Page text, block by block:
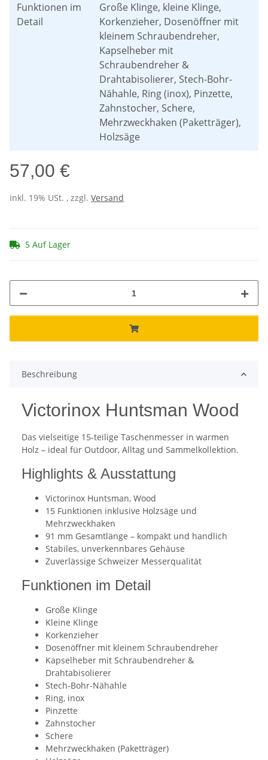
Funktionen im
Detail
Große Klinge, kleine Klinge,
Korkenzieher, Dosenöffner mit
kleinem Schraubendreher,
Kapselheber mit
Schraubendreher &
Drahtabisolierer, Stech-Bohr-
Nähahle, Ring (inox), Pinzette,
Zahnstocher, Schere,
Mehrzweckhaken (Paketträger),
Holzsäge
57,00 €
inkl. 19% USt. , zzgl. Versand
5 Auf Lager
Beschreibung
Victorinox Huntsman Wood
Das vielseitige 15-teilige Taschenmesser in warmen
Holz – ideal für Outdoor, Alltag und Sammelkollektion.
Highlights & Ausstattung
Victorinox Huntsman, Wood
15 Funktionen inklusive Holzsäge und
Mehrzweckhaken
91 mm Gesamtlänge – kompakt und handlich
Stabiles, unverkennbares Gehäuse
Zuverlässige Schweizer Messerqualität
Funktionen im Detail
Große Klinge
Kleine Klinge
Korkenzieher
Dosenöffner mit kleinem Schraubendreher
Kapselheber mit Schraubendreher &
Drahtabisolierer
Stech-Bohr-Nähahle
Ring, inox
Pinzette
Zahnstocher
Schere
Mehrzweckhaken (Paketträger)